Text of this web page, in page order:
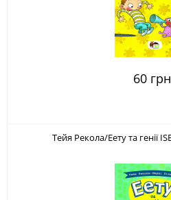
60
Тейя Рекола/Еету та генії